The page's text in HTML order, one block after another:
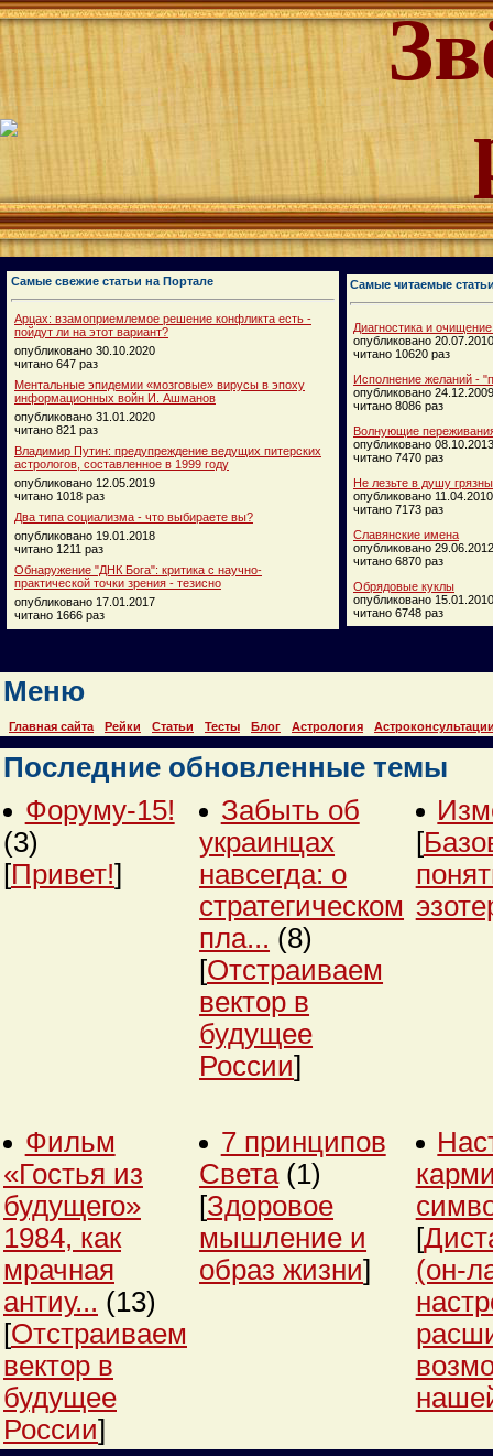
Самые свежие статьи на Портале
Арцах: взамоприемлемое решение конфликта есть -
пойдут ли на этот вариант?
опубликовано 30.10.2020
читано 647 раз
Ментальные эпидемии «мозговые» вирусы в эпоху
информационных войн И. Ашманов
опубликовано 31.01.2020
читано 821 раз
Владимир Путин: предупреждение ведущих питерских
астрологов, составленное в 1999 году
опубликовано 12.05.2019
читано 1018 раз
Два типа социализма - что выбираете вы?
опубликовано 19.01.2018
читано 1211 раз
Обнаружение "ДНК Бога": критика с научно-
практической точки зрения - тезисно
опубликовано 17.01.2017
читано 1666 раз
Самые читаемые
Диагностика и
опубликовано 20.07.2010
читано 10620 раз
Исполнение желаний -
опубликовано 24.12.2009
читано 8086 раз
Волнующие
опубликовано 08.10.2013
читано 7470 раз
Не лезьте в душу
опубликовано 11.04.2010
читано 7173 раз
Славянские имена
опубликовано 29.06.2012
читано 6870 раз
Обрядовые куклы
опубликовано 15.01.2010
читано 6748 раз
Меню
Главная сайта Рейки Статьи Тесты Блог Астрология
Последние обновленные темы
Форуму-15!
(3)
[Привет!]
Забыть об
украинцах
навсегда: о
стратегическом
пла... (8)
[Отстраиваем
вектор в
будущее
России]
[
Фильм
«Гостья из
будущего»
1984, как
мрачная
антиу... (13)
[Отстраиваем
вектор в
будущее
России]
7 принципов
Света (1)
[Здоровое
мышление и
образ жизни]
[
(он-